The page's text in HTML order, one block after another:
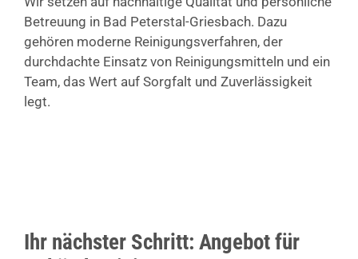
Betreuung in Bad Peterstal-Griesbach. Dazu
gehören moderne Reinigungsverfahren, der
durchdachte Einsatz von Reinigungsmitteln und ein
Team, das Wert auf Sorgfalt und Zuverlässigkeit
legt.
Ihr nächster Schritt: Angebot für